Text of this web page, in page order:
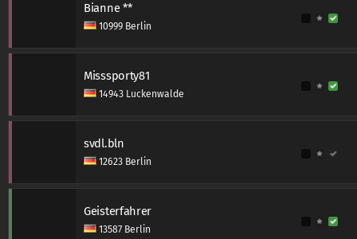
Bianne **
10999 Berlin
Misssporty81
14943 Luckenwalde
svdl.bln
12623 Berlin
Geisterfahrer
13587 Berlin